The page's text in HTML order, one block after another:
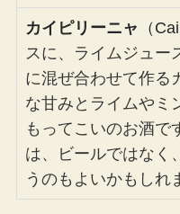
カイピリーニャ （
スに、ライムジュー
に混ぜ合わせて作る
な甘みとライムやミ
もってこいのお酒で
は、ビールではなく
うのもよいかもしれ